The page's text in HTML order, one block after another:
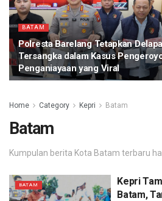
BATAM
Polresta Barelang Tetapkan
Tersangka dalam Kasus
Penganiayaan yang Viral
Home Category Kepri Batam
Batam
Kumpulan berita Kota Batam terbaru
BATAM
Kepri
Batam,